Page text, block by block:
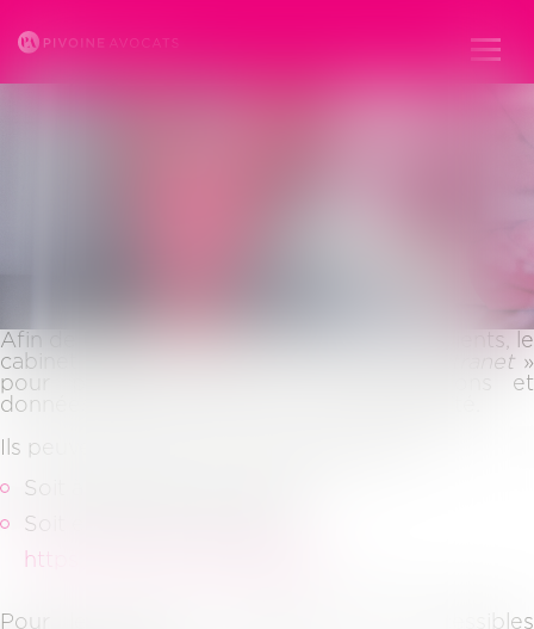
le
Afin de toujours mieux tenir informés ses clients, le
cabinet pivoine dispose d’un espace «
extranet »
pour partager avec eux les informations et
données qui les concernent en toute sécurité.
Ils peuvent accéder à leur espace client :
Soit à partir du site internet
Soit en cliquant sur le lien
https://pivoine.secibonline.fr/
Pour les dossiers judiciaires, sont accessibles